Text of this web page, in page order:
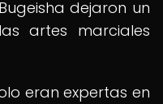
dejaron un
artes marciales
eran expertas en